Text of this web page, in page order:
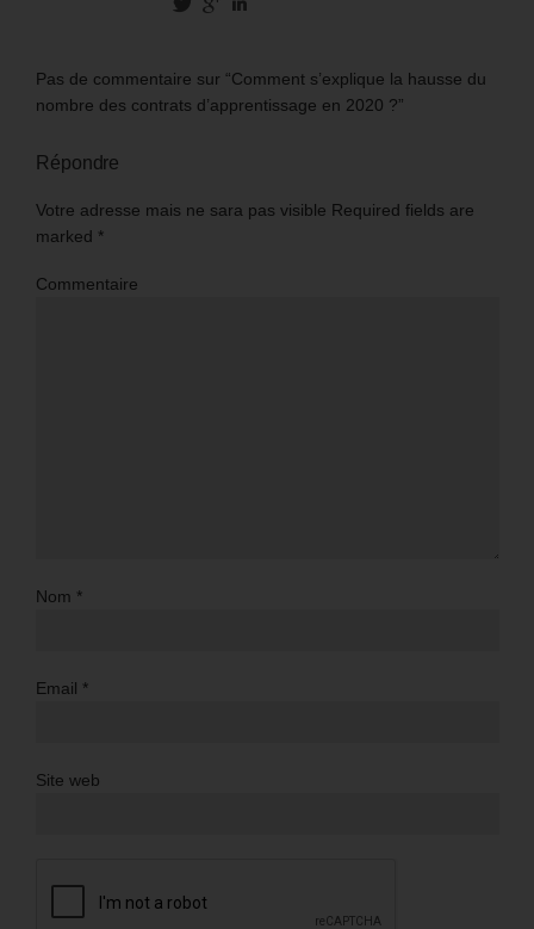
Pas de commentaire sur “Comment s’explique la hausse du
nombre des contrats d’apprentissage en 2020 ?”
Répondre
Votre adresse mais ne sara pas visible Required fields are
marked *
Commentaire
Nom *
Email *
Site web